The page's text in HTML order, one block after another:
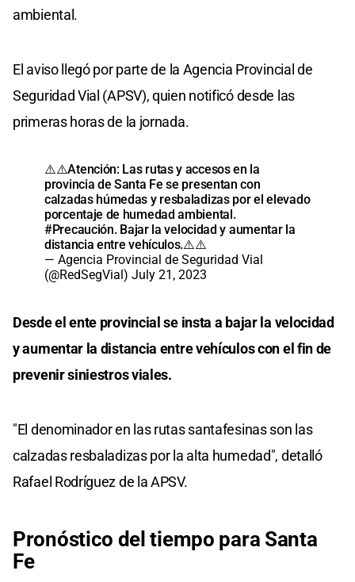
ambiental.
El aviso llegó por parte de la Agencia Provincial de
Seguridad Vial (APSV), quien notificó desde las
primeras horas de la jornada.
⚠️⚠️Atención: Las rutas y accesos en la
provincia de Santa Fe se presentan con
calzadas húmedas y resbaladizas por el elevado
porcentaje de humedad ambiental.
#Precaución. Bajar la velocidad y aumentar la
distancia entre vehículos.⚠️⚠️
— Agencia Provincial de Seguridad Vial
(@RedSegVial) July 21, 2023
Desde el ente provincial se insta a bajar la velocidad
y aumentar la distancia entre vehículos con el fin de
prevenir siniestros viales.
"El denominador en las rutas santafesinas son las
calzadas resbaladizas por la alta humedad", detalló
Rafael Rodríguez de la APSV.
Pronóstico del tiempo para Santa
Fe